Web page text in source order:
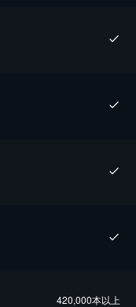
420,000本以上